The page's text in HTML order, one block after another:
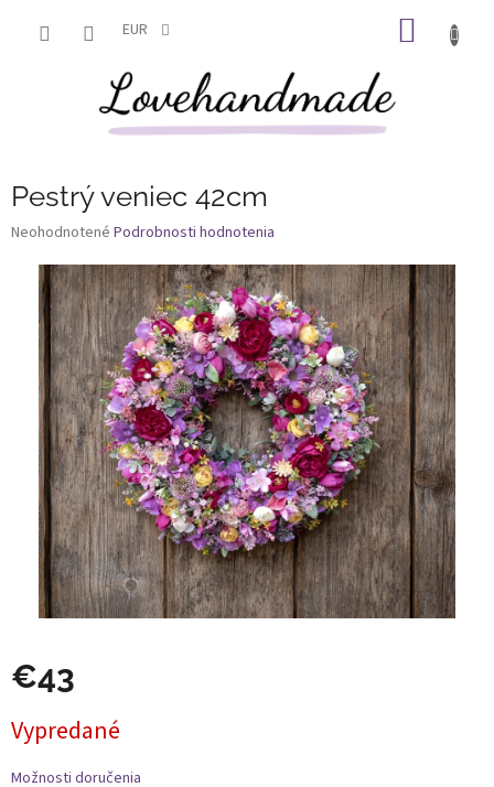
EUR
Pestrý veniec 42cm
Priemerné
produktu
hviezdičiek.
Neohodnotené Podrobnosti hodnotenia
€43
cena:
Vypredané
Možnosti doručenia